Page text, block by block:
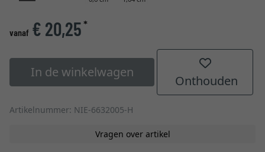
vanaf € 20,25*
In de winkelwagen
Onthouden
Artikelnummer: NIE-6632005-H
Vragen over artikel